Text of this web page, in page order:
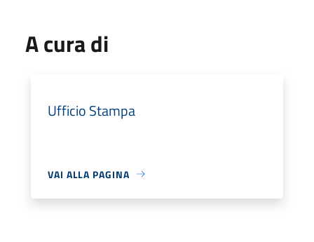
A cura di
Ufficio Stampa
VAI ALLA PAGINA